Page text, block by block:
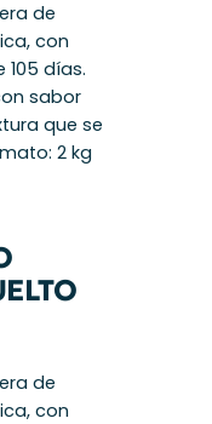
de
con
días.
sabor
que se
2 kg
de
con